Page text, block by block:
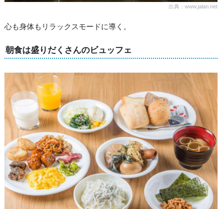
出典：www.jalan.net
心も身体もリラックスモードに導く。
朝食は盛りだくさんのビュッフェ